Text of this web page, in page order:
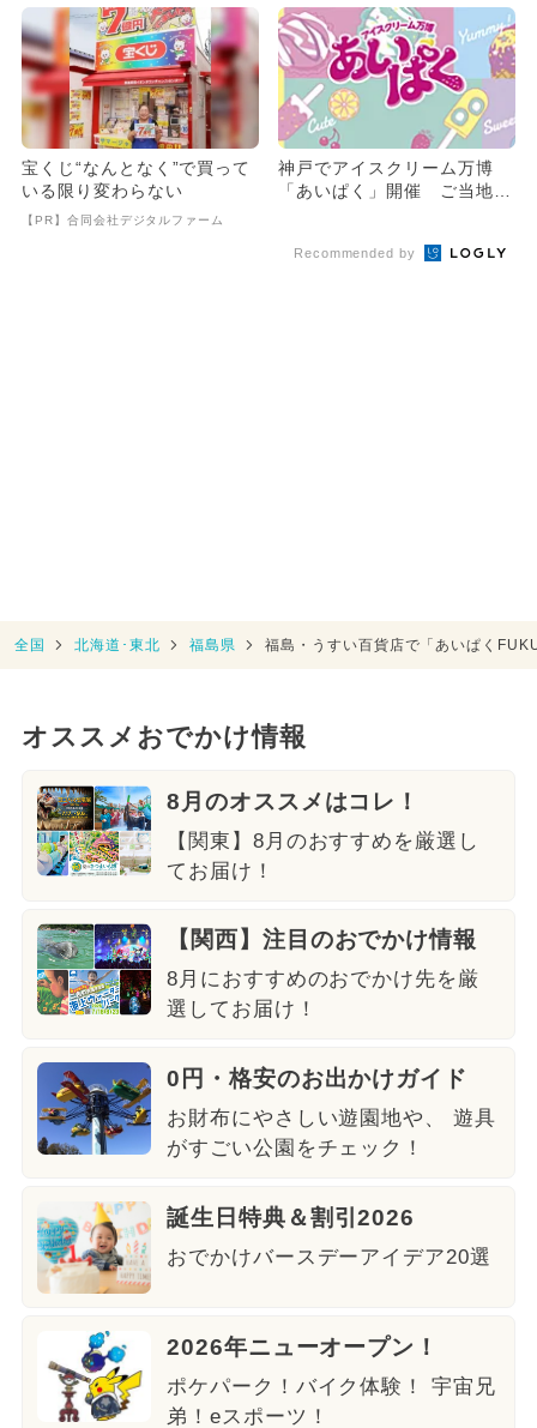
宝くじ“なんとなく”で買って
いる限り変わらない
【PR】合同会社デジタルファーム
神戸でアイスクリーム万博
「あいぱく」開催 ご当地ア
Recommended by
全国 北海道･東北 福島県 福島・うすい百貨店で「あいぱく
オススメおでかけ情報
8月のオススメはコレ！
【関東】8月のおすすめを厳選し
てお届け！
【関西】注目のおでかけ情報
8月におすすめのおでかけ先を厳
選してお届け！
0円・格安のお出かけガイド
お財布にやさしい遊園地や、 遊具
がすごい公園をチェック！
誕生日特典＆割引2026
おでかけバースデーアイデア20選
2026年ニューオープン！
ポケパーク！バイク体験！ 宇宙兄
弟！eスポーツ！